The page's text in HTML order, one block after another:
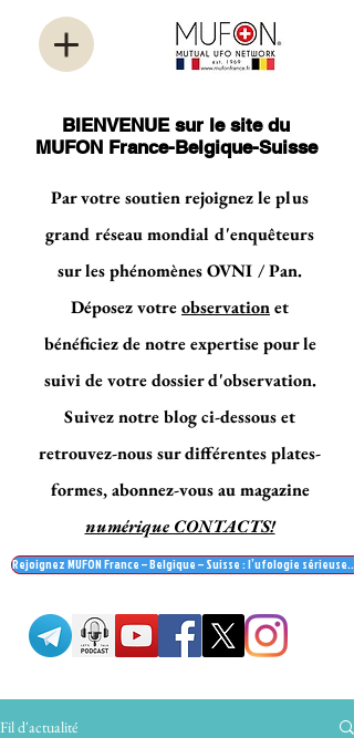
BIENVENUE sur le site du
MUFON France-Belgique-Suisse
Par votre soutien rejoignez le plus
grand réseau mondial d'enquêteurs
sur les phénomènes OVNI / Pan.
Déposez votreobservationet
bénéficiez de notre expertise pour le
suivi de votre dossier d'observation.
Suivez notre blog ci-dessous et
retrouvez-nous sur différentes plates-
formes, abonnez-vous au magazine
numérique CONTACTS!
Rejoignez MUFON France – Belgique – Suisse : l’ufologie
Fil d'actualité